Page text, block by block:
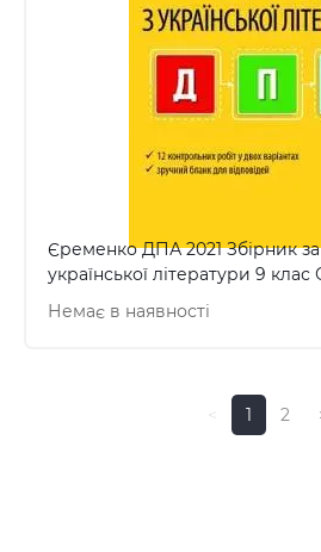
Єременко ДПА 2021 Збірник
української літератури 9 клас
Немає в наявності
< 1 2